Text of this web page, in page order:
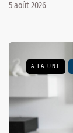
5 août 2026
A LA UNE